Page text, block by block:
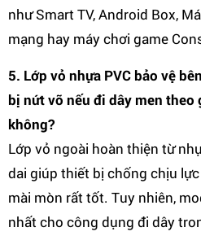
như Smart TV, Android Box,
mạng hay máy chơi game
5. Lớp vỏ nhựa PVC bảo vệ
bị nứt vỡ nếu đi dây men
không?
Lớp vỏ ngoài hoàn thiện từ
dai giúp thiết bị chống chịu
mài mòn rất tốt. Tuy nhiên,
nhất cho công dụng đi dây